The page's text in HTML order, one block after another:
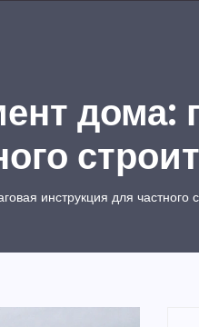
дома:
инструкция для частного